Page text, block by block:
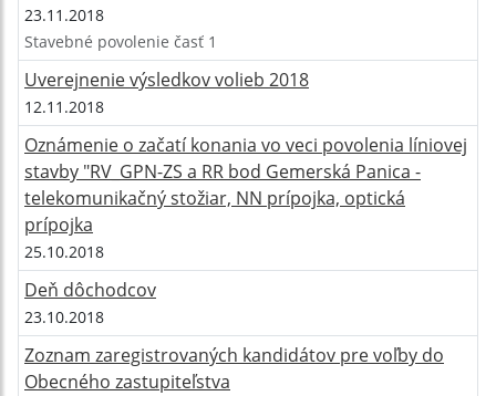
23.11.2018
Stavebné povolenie časť 1
Uverejnenie výsledkov volieb 2018
12.11.2018
Oznámenie o začatí konania vo veci povolenia líniovej
stavby "RV_GPN-ZS a RR bod Gemerská Panica -
telekomunikačný stožiar, NN prípojka, optická
prípojka
25.10.2018
Deň dôchodcov
23.10.2018
Zoznam zaregistrovaných kandidátov pre voľby do
Obecného zastupiteľstva